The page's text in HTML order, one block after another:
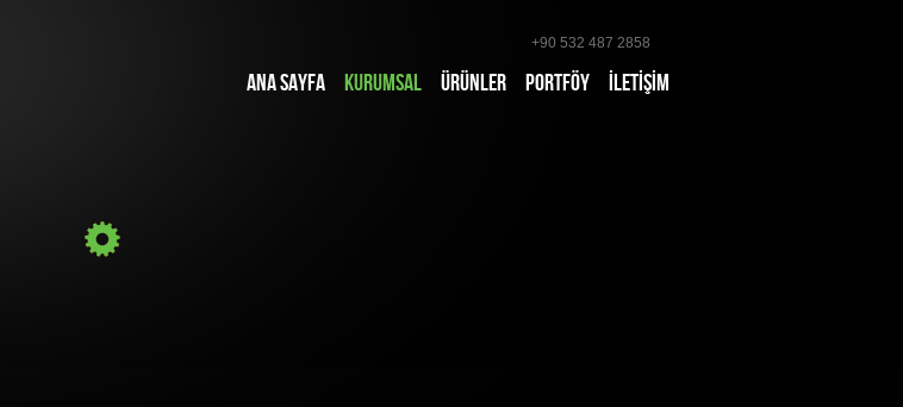
+90 532 487 2858
ANA SAYFA KURUMSAL ÜRÜNLER PORTFÖY İLETİŞİM